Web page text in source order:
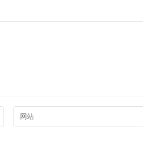
Enter
your